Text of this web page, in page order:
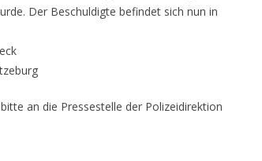
Der Beschuldigte befindet sich nun in
an die Pressestelle der Polizeidirektion